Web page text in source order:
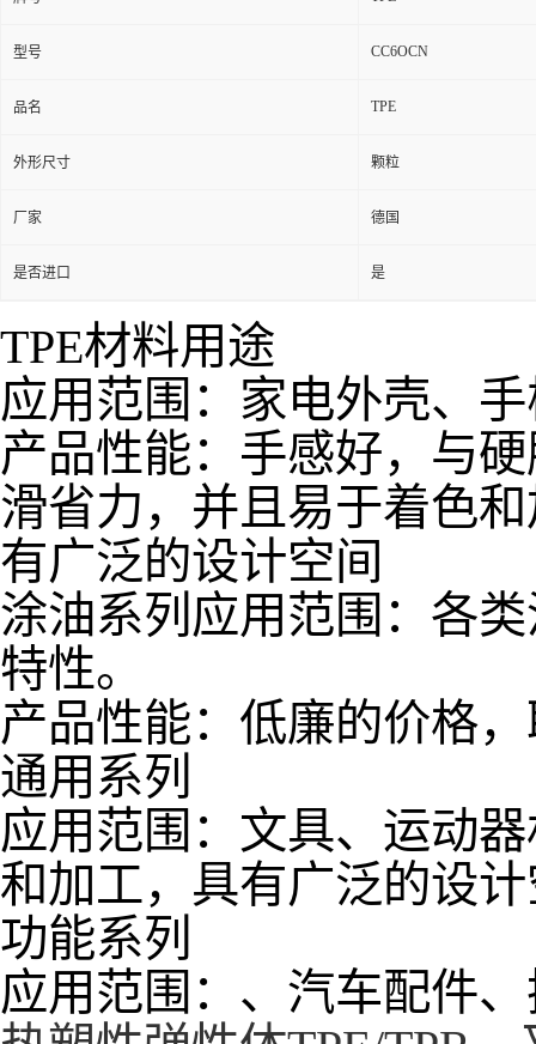
牌号 TPE
型号 CC6OCN
品名 TPE
外形尺寸 颗粒
厂家 德国
TPE材料用途
应用范围：家电外壳、
产品性能：手感好，与硬
滑省力，并且易于着色
有广泛的设计空间
涂油系列应用范围：各
特性。
产品性能：低廉的价格
通用系列
应用范围：文具、运动
和加工，具有广泛的设
功能系列